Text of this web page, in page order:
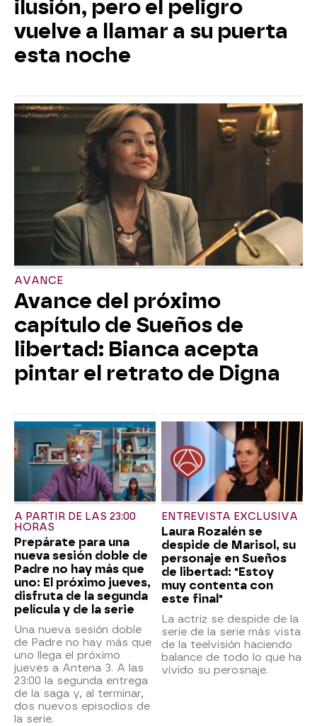
ilusión, pero el peligro
vuelve a llamar a su puerta
esta noche
AVANCE
Avance del próximo
capítulo de Sueños de
libertad: Bianca acepta
pintar el retrato de Digna
A PARTIR DE LAS 23:00
HORAS
Prepárate para una
nueva sesión doble de
Padre no hay más que
uno: El próximo jueves,
disfruta de la segunda
película y de la serie
Una nueva sesión doble
de Padre no hay más que
uno llega el próximo
jueves a Antena 3. A las
23:00 la segunda entrega
de la saga y, al terminar,
dos nuevos episodios de
la serie.
ENTREVISTA EXCLUSIVA
Laura Rozalén se
despide de Marisol, su
personaje en Sueños
de libertad: "Estoy
muy contenta con
este final"
La actriz se despide de la
serie de la serie más vista
de la teelvisión haciendo
balance de todo lo que ha
vivido su perosnaje.